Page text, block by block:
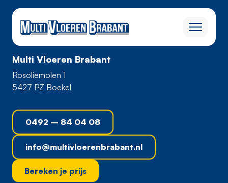
Multi Vloeren Brabant
Rosoliemolen 1
5427 PZ Boekel
0492 – 84 04 08
info@multivloerenbrabant.nl
Bereken je prijs